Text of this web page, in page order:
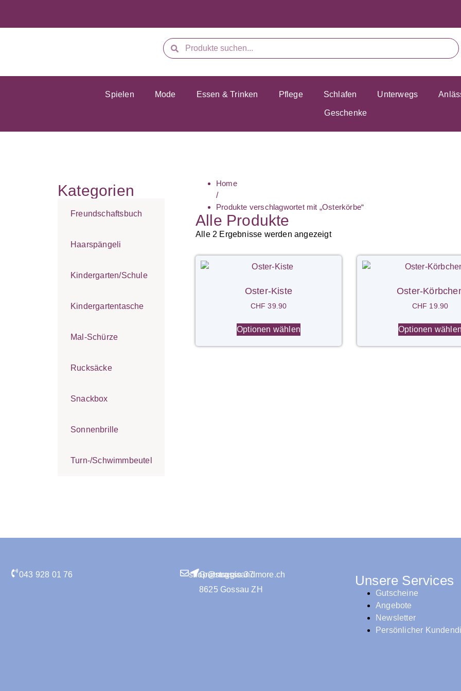
Spielen Mode Essen & Trinken Pflege Schlafen Unterwegs
Geschenke
Kategorien
Freundschaftsbuch
Haarspängeli
Kindergarten/Schule
Kindergartentasche
Mal-Schürze
Rucksäcke
Snackbox
Sonnenbrille
Turn-/Schwimmbeutel
Home
/
Produkte verschlagwortet mit „Osterkörbe“
Alle Produkte
Alle 2 Ergebnisse werden angezeigt
Oster-Kiste
CHF 39.90
Optionen wählen
Oster-
CHF 19.90
Optionen
043 928 01 76 shop@nuggisandmore.ch
Grütstrasse 37
8625 Gossau ZH
Unsere Services
Gutscheine
Angebote
Newsletter
Persönlicher